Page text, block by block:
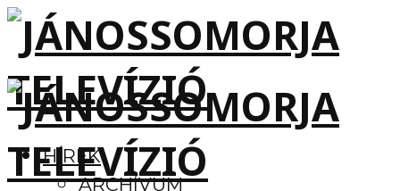
HÍREK
ARCHÍVUM